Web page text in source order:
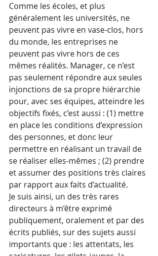
Comme les écoles, et plus
généralement les universités, ne
peuvent pas vivre en vase-clos, hors
du monde, les entreprises ne
peuvent pas vivre hors de ces
mêmes réalités. Manager, ce n’est
pas seulement répondre aux seules
injonctions de sa propre hiérarchie
pour, avec ses équipes, atteindre les
objectifs fixés, c’est aussi : (1) mettre
en place les conditions d’expression
des personnes, et donc leur
permettre en réalisant un travail de
se réaliser elles-mêmes ; (2) prendre
et assumer des positions très claires
par rapport aux faits d’actualité.
Je suis ainsi, un des très rares
directeurs à m’être exprimé
publiquement, oralement et par des
écrits publiés, sur des sujets aussi
importants que : les attentats, les